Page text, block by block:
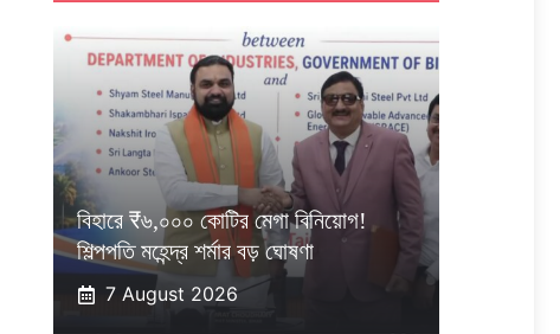
বিহারে ₹৬,০০০ কোটির মেগা বিনিয়োগ!
শিল্পপতি মহেন্দ্র শর্মার বড় ঘোষণা
7 August 2026